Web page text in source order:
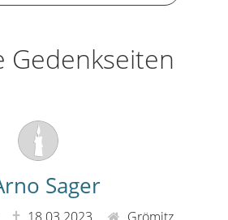
Gedenkseiten
Sager